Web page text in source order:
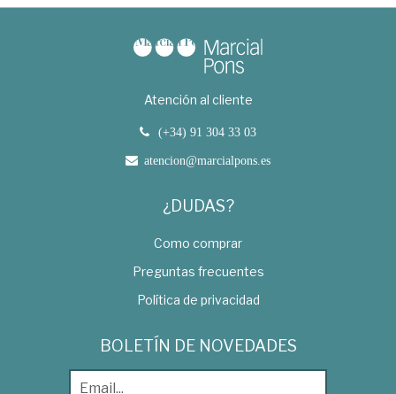
Atención al cliente
(+34) 91 304 33 03
atencion@marcialpons.es
¿DUDAS?
Como comprar
Preguntas frecuentes
Política de privacidad
BOLETÍN DE NOVEDADES